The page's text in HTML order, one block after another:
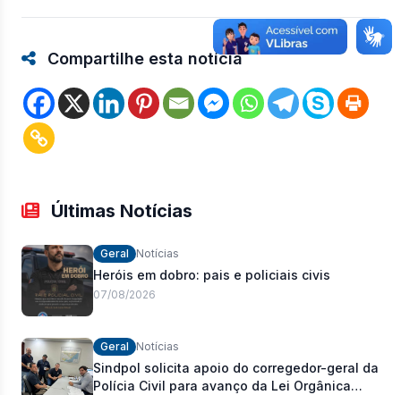
Compartilhe esta notícia
Últimas Notícias
Geral Notícias
Heróis em dobro: pais e policiais civis
07/08/2026
Geral Notícias
Sindpol solicita apoio do corregedor-geral da
Polícia Civil para avanço da Lei Orgânica